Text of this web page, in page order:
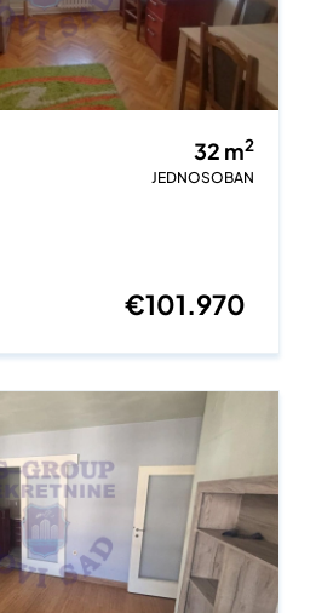
32 m2
JEDNOSOBAN
€101.970